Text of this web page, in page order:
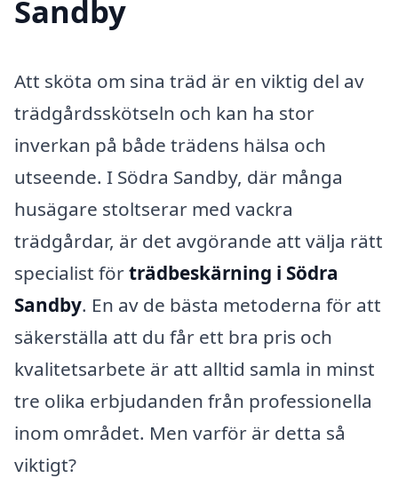
Sandby
Att sköta om sina träd är en viktig del av
trädgårdsskötseln och kan ha stor
inverkan på både trädens hälsa och
utseende. I Södra Sandby, där många
husägare stoltserar med vackra
trädgårdar, är det avgörande att välja rätt
specialist förträdbeskärning i Södra
Sandby. En av de bästa metoderna för att
säkerställa att du får ett bra pris och
kvalitetsarbete är att alltid samla in minst
tre olika erbjudanden från professionella
inom området. Men varför är detta så
viktigt?